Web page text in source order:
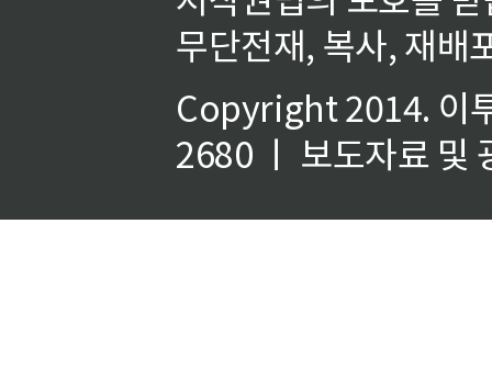
무단전재, 복사, 재배
Copyright 2014. 이
2680 ㅣ 보도자료